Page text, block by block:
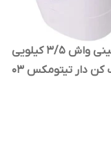
کهنه شور مینی واش ۳/۵ کیلویی
دار تیتومکس ۰۳